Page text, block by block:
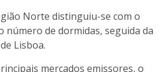
Norte distinguiu-se com o
número de dormidas, seguida da
Lisboa.
mercados emissores, o